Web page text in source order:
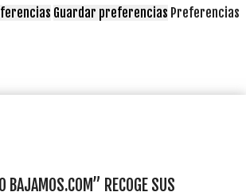
Guardar preferencias Preferencias
BAJAMOS.COM” RECOGE SUS